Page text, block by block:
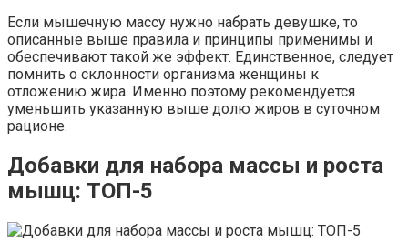
Если мышечную массу нужно набрать девушке, то
описанные выше правила и принципы применимы и
обеспечивают такой же эффект. Единственное, следует
помнить о склонности организма женщины к
отложению жира. Именно поэтому рекомендуется
уменьшить указанную выше долю жиров в суточном
рационе.
Добавки для набора массы и роста
мышц: ТОП-5